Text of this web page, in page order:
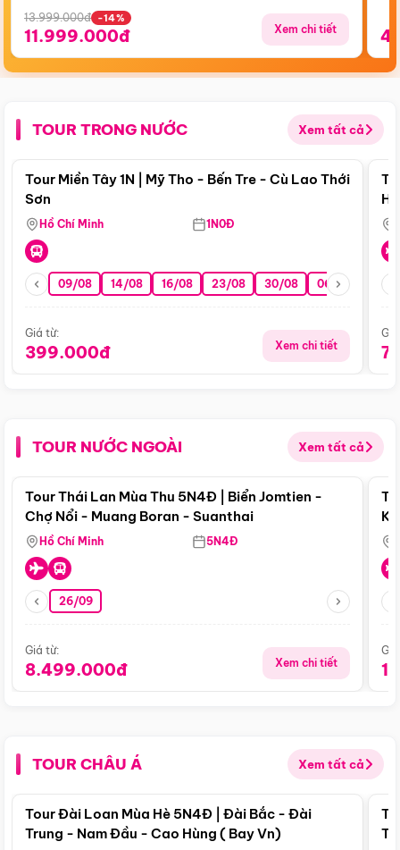
13.999.000đ -14%
11.999.000đ Xem chi tiết
TOUR TRONG NƯỚC Xem tất cả
Điểm nổi bật
Tour Miền Tây 1N | Mỹ Tho - Bến Tre - Cù Lao Thới
Sơn
Hồ Chí Minh 1N0Đ
09/08 14/08 16/08 23/08 30/08 06/09 13/09
Giá từ:
399.000đ Xem chi tiết
TOUR NƯỚC NGOÀI Xem tất cả
Điểm nổi bật
Tour Thái Lan Mùa Thu 5N4Đ | Biển Jomtien -
Chợ Nổi - Muang Boran - Suanthai
Hồ Chí Minh 5N4Đ
26/09
Giá từ:
8.499.000đ Xem chi tiết
TOUR CHÂU Á Xem tất cả
Điểm nổi bật
Tour Đài Loan Mùa Hè 5N4Đ | Đài Bắc - Đài
Trung - Nam Đầu - Cao Hùng ( Bay Vn)